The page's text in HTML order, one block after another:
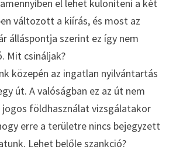
el lehet különíteni a két
változott a kiírás, és most az
álláspontja szerint ez így nem
Mit csináljak?
közepén az ingatlan nyilvántartás
út. A valóságban ez az út nem
jogos földhasználat vizsgálatakor
erre a területre nincs bejegyzett
Lehet belőle szankció?